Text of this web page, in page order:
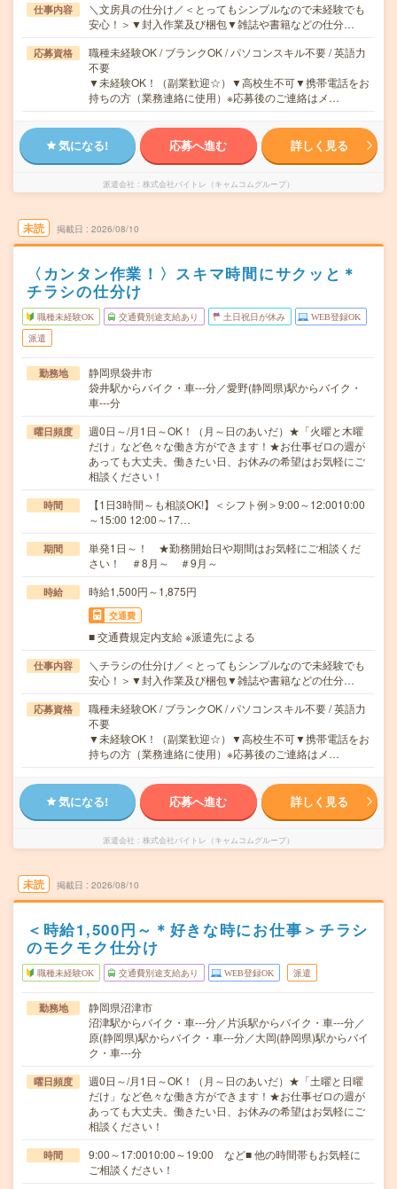
仕事内容
＼文房具の仕分け／＜とってもシンプルなので未経験でも
安心！＞▼封入作業及び梱包▼雑誌や書籍などの仕分…
応募資格
職種未経験OK / ブランクOK / パソコンスキル不要 / 英語力
不要
▼未経験OK！（副業歓迎☆）▼高校生不可▼携帯電話をお
持ちの方（業務連絡に使用）※応募後のご連絡はメ…
気になる! 応募へ進む 詳しく見る
派遣会社 株式会社バイトレ（キャムコムグループ）
未読 掲載日 2026/08/10
〈カンタン作業！〉スキマ時間にサクッと＊
チラシの仕分け
職種未経験OK 交通費別途支給あり 土日祝日が休み WEB登録OK
派遣
勤務地
静岡県袋井市
袋井駅からバイク・車---分／愛野(静岡県)駅からバイク・
車---分
曜日頻度
週0日～/月1日～OK！（月～日のあいだ）★「火曜と木曜
だけ」など色々な働き方ができます！★お仕事ゼロの週が
あっても大丈夫。働きたい日、お休みの希望はお気軽にご
相談ください！
時間
【1日3時間～も相談OK!】＜シフト例＞9:00～12:0010:00
～15:00 12:00～17…
期間
単発1日～！ ★勤務開始日や期間はお気軽にご相談くだ
さい！ ＃8月～ ＃9月～
時給 時給1,500円～1,875円
交通費
■ 交通費規定内支給 ※派遣先による
仕事内容
＼チラシの仕分け／＜とってもシンプルなので未経験でも
安心！＞▼封入作業及び梱包▼雑誌や書籍などの仕分…
応募資格
職種未経験OK / ブランクOK / パソコンスキル不要 / 英語力
不要
▼未経験OK！（副業歓迎☆）▼高校生不可▼携帯電話をお
持ちの方（業務連絡に使用）※応募後のご連絡はメ…
気になる! 応募へ進む 詳しく見る
派遣会社 株式会社バイトレ（キャムコムグループ）
未読 掲載日 2026/08/10
＜時給1,500円～＊好きな時にお仕事＞チラシ
のモクモク仕分け
職種未経験OK 交通費別途支給あり WEB登録OK 派遣
勤務地
静岡県沼津市
沼津駅からバイク・車---分／片浜駅からバイク・車---分／
原(静岡県)駅からバイク・車---分／大岡(静岡県)駅からバイ
ク・車---分
曜日頻度
週0日～/月1日～OK！（月～日のあいだ）★「土曜と日曜
だけ」など色々な働き方ができます！★お仕事ゼロの週が
あっても大丈夫。働きたい日、お休みの希望はお気軽にご
相談ください！
時間
9:00～17:0010:00～19:00 など■ 他の時間帯もお気軽に
ご相談ください！